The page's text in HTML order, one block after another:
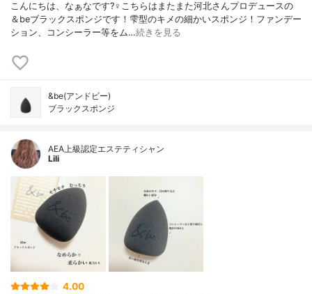
こんにちは、なぁなです?‍♀️こちらはまたまた河北さんプロデュースの
＆beブラックスポンジです！雫型のキメの細かいスポンジ！ファンデー
ション、コンシーラー等をム…続きを見る
&be(アンドビー)
ブラックスポンジ
AEA上級認定エステティシャン
Lili
4.00